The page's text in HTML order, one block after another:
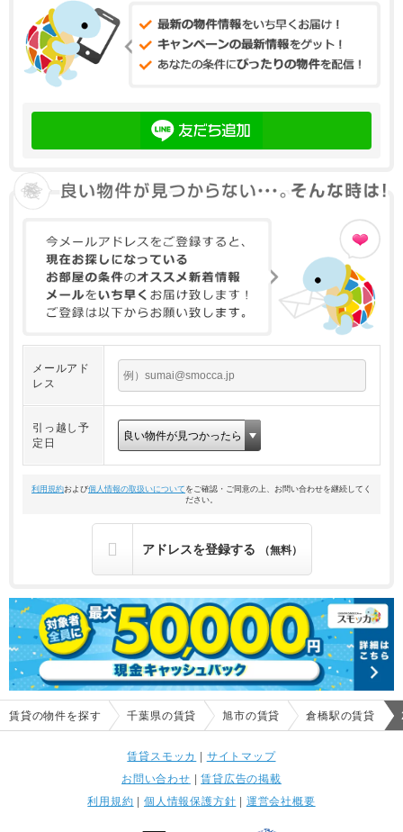
メールアド
レス
引っ越し予
定日
利用規約および個人情報の取扱いについて をご確認・ご同意の上、お問い合わせを継続してく
ださい。
アドレスを登録する （無料）
賃貸の物件を探す 千葉県の賃貸 旭市の賃貸 倉橋駅の賃貸
賃貸スモッカ | サイトマップ
お問い合わせ |賃貸広告の掲載
利用規約 | 個人情報保護方針 | 運営会社概要